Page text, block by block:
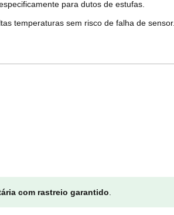
para dutos de estufas.
temperaturas sem risco de falha de sensor.
com rastreio garantido